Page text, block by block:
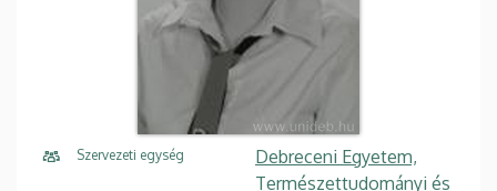
Szervezeti egység
Debreceni Egyetem,
Természettudományi és